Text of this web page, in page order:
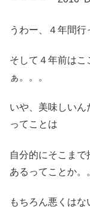
うわー、４年間
そして４年前はこ
ぁ。。。
いや、美味しいん
ってことは
自分的にそこま
あるってことか。
もちろん悪くはな